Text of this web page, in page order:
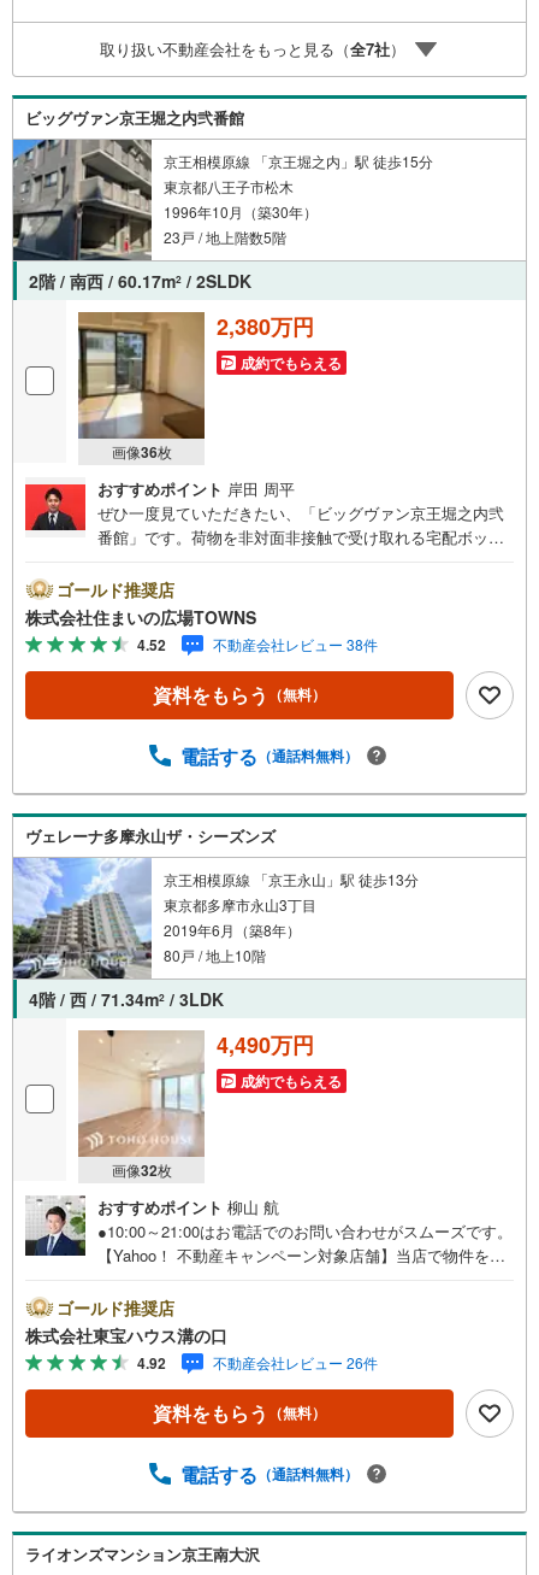
の、3LDK物件で子供達と楽しく生活を送りましょう。時間
帯やシーズンを選ばずいつでも好きなときに洗濯できる、
浴室乾燥機付きの物件です。専有面積71.71平米なので、家
族向けです。数ある物件の中から弊社の物件をご覧いただ
き、ありがとうございます。心を込めてお手伝いさせて下
さい
取り扱い不動産会社をもっと見る（全7社）
ビッグヴァン京王堀之内弐番館
京王相模原線 「京王堀之内」駅 徒歩15分
東京都八王子市松木
1996年10月（築30年）
23戸 / 地上階数5階
2階 / 南西 / 60.17m2 / 2SLDK
画像36枚
2,380万円
成約でもらえる
おすすめポイント 岸田 周平
ぜひ一度見ていただきたい、「ビッグヴァン京王堀之内弐
番館」です。荷物を非対面非接触で受け取れる宅配ボック
デザイン性のあるシステムキッチン付きなので、キッチン
がお洒落なスペースになっています。空き巣を抑止するオ
ートロック付き物件なので、安心して生活することができ
ます。この物件は快適な室内環境が魅力の中古マンション
となっています。モニターから顔が見えるTVインターホン
付きです。家族団らんの部屋がある2SLDKの物件はファミ
ゴールド推奨店
株式会社住まいの広場TOWNS
4.52 不動産会社レビュー 38件
資料をもらう （無料）
電話する （通話料無料）
ヴェレーナ多摩永山ザ・シーズンズ
京王相模原線 「京王永山」駅 徒歩13分
東京都多摩市永山3丁目
2019年6月（築8年）
80戸 / 地上10階
4階 / 西 / 71.34m2 / 3LDK
画像32枚
4,490万円
成約でもらえる
おすすめポイント 柳山 航
●10:00～21:00はお電話でのお問い合わせがスムーズです。
【Yahoo！ 不動産キャンペーン対象店舗】当店で物件を成
ご成約キャンペーン」の対象になります。「資料をもら
う」「見学予約をする」ボタンからお問い合わせくださ
い。※必ずYahoo！ JAPAN IDでログインしてください。※P
ayPayポイントは出金と譲渡はできません。たくさんのお
客様からのお言葉に感謝してこれからも楽しく素敵なお家
探しをお約束します。お家探しを始めてみようと思われた
か？何も決まっていなくて大丈夫！まずはお客様の夢をお
カレンダー」もご来店時に好評です。スタッフ一同いつで
もお客様のお問合せをお待ちしております。
ゴールド推奨店
株式会社東宝ハウス溝の口
4.92 不動産会社レビュー 26件
資料をもらう （無料）
電話する （通話料無料）
ライオンズマンション京王南大沢